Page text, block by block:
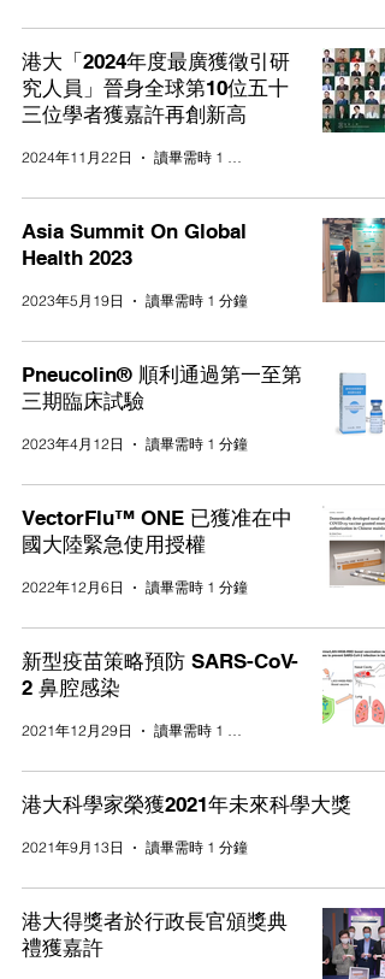
港大「2024年度最廣獲徵引研
究人員」晉身全球第10位五十
三位學者獲嘉許再創新高
2024年11月22日
Asia Summit On Global
Health 2023
2023年5月19日 讀畢需時 1 分鐘
Pneucolin® 順利通過第一至第
三期臨床試驗
2023年4月12日 讀畢需時 1 分鐘
VectorFlu™ ONE 已獲准在中
國大陸緊急使用授權
2022年12月6日 讀畢需時 1 分鐘
新型疫苗策略預防 SARS-CoV-
2 鼻腔感染
2021年12月29日
港大科學家榮獲2021年未來科學大獎
2021年9月13日 讀畢需時 1 分鐘
港大得獎者於行政長官頒獎典
禮獲嘉許